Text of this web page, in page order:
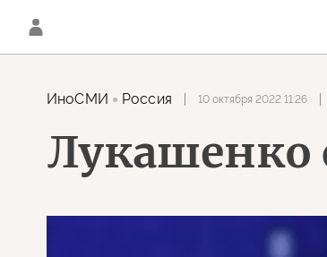
ИноСМИ Россия 10 октября 2022 11:26
Лукашенко